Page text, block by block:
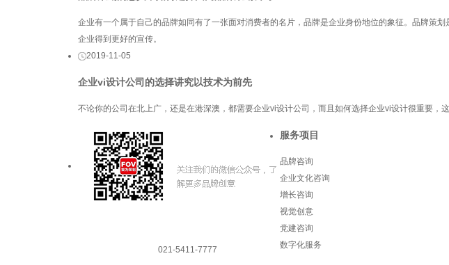
企业有一个属于自己的品牌如同有了一张面对消费者的名片，品牌是企业身份地位的象征。品牌策
企业得到更好的宣传。
2019-11-05
企业vi设计公司的选择讲究以技术为前先
不论你的公司在北上广，还是在港深澳，都需要企业vi设计公司，而且如何选择企业vi设计很重要，
021-5411-7777
服务项目
品牌咨询
企业文化咨询
增长咨询
视觉创意
党建咨询
数字化服务